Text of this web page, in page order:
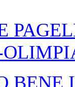
BENE